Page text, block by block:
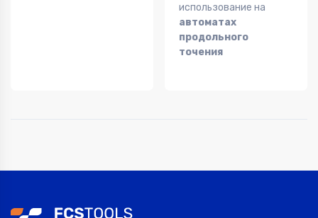
использование на
автоматах
продольного
точения